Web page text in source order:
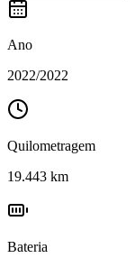
Ano
2022/2022
Quilometragem
19.443 km
Bateria